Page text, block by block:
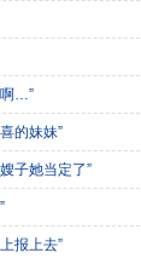
啊…”
的妹妹”
子她当定了”
报上去”